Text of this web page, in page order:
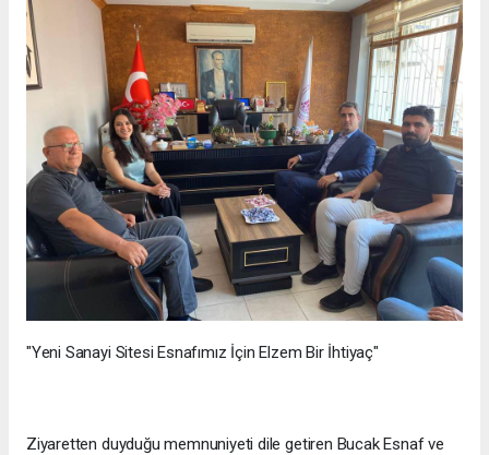
"Yeni Sanayi Sitesi Esnafımız İçin Elzem Bir İhtiyaç"
Ziyaretten duyduğu memnuniyeti dile getiren Bucak Esnaf ve